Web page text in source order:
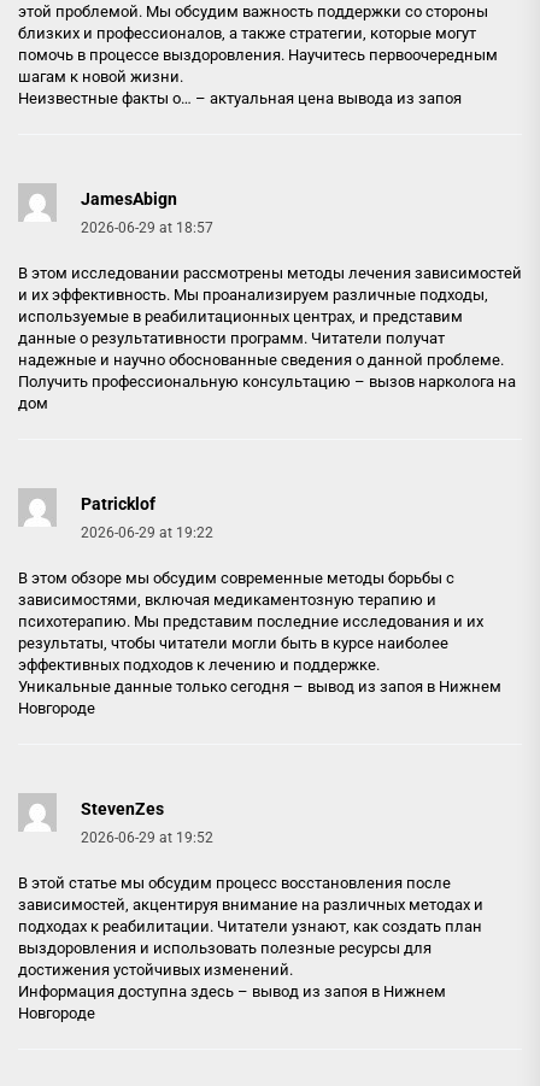
этой проблемой. Мы обсудим важность поддержки со стороны
близких и профессионалов, а также стратегии, которые могут
помочь в процессе выздоровления. Научитесь первоочередным
шагам к новой жизни.
Неизвестные факты о… – актуальная цена вывода из запоя
JamesAbign
2026-06-29 at 18:57
В этом исследовании рассмотрены методы лечения зависимостей
и их эффективность. Мы проанализируем различные подходы,
используемые в реабилитационных центрах, и представим
данные о результативности программ. Читатели получат
надежные и научно обоснованные сведения о данной проблеме.
Получить профессиональную консультацию – вызов нарколога на
дом
Patricklof
2026-06-29 at 19:22
В этом обзоре мы обсудим современные методы борьбы с
зависимостями, включая медикаментозную терапию и
психотерапию. Мы представим последние исследования и их
результаты, чтобы читатели могли быть в курсе наиболее
эффективных подходов к лечению и поддержке.
Уникальные данные только сегодня – вывод из запоя в Нижнем
Новгороде
StevenZes
2026-06-29 at 19:52
В этой статье мы обсудим процесс восстановления после
зависимостей, акцентируя внимание на различных методах и
подходах к реабилитации. Читатели узнают, как создать план
выздоровления и использовать полезные ресурсы для
достижения устойчивых изменений.
Информация доступна здесь – вывод из запоя в Нижнем
Новгороде